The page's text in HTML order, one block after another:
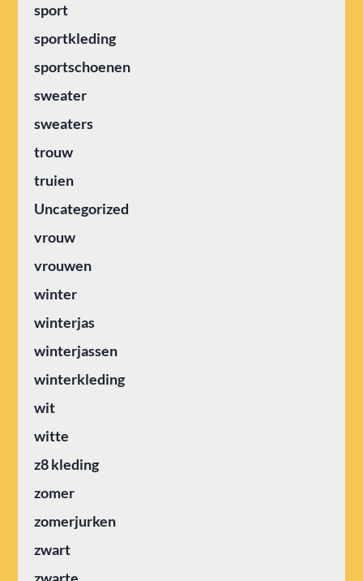
sport
sportkleding
sportschoenen
sweater
sweaters
trouw
truien
Uncategorized
vrouw
vrouwen
winter
winterjas
winterjassen
winterkleding
wit
witte
z8 kleding
zomer
zomerjurken
zwart